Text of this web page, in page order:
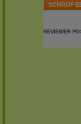
SCHRIJF
REVIEWER